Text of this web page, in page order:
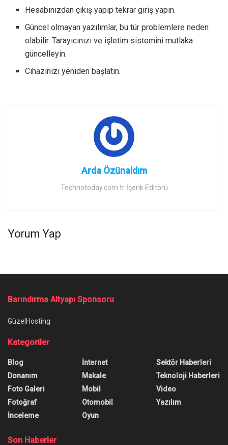
Hesabınızdan çıkış yapıp tekrar giriş yapın.
Güncel olmayan yazılımlar, bu tür problemlere neden
olabilir. Tarayıcınızı ve işletim sistemini mutlaka
güncelleyin.
Cihazınızı yeniden başlatın.
Arda Özünaldım
Technotoday.com.tr İçerik Editörü
Yorum Yap
Barındırma Altyapı Sponsoru
GüzelHosting
Kategoriler
Blog
Donanım
Foto Galeri
Fotoğraf
İnceleme
İnternet
Makale
Mobil
Otomobil
Oyun
Sektör Haberleri
Teknoloji Haberleri
Video
Yazılım
Son Haberler